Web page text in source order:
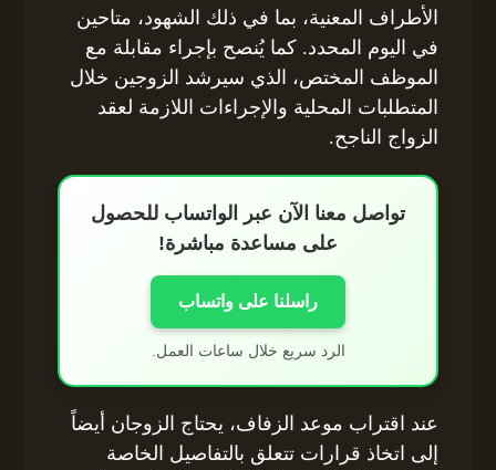
الأطراف المعنية، بما في ذلك الشهود، متاحين
في اليوم المحدد. كما يُنصح بإجراء مقابلة مع
الموظف المختص، الذي سيرشد الزوجين خلال
المتطلبات المحلية والإجراءات اللازمة لعقد
الزواج الناجح.
تواصل معنا الآن عبر الواتساب للحصول
على مساعدة مباشرة!
راسلنا على واتساب
الرد سريع خلال ساعات العمل.
عند اقتراب موعد الزفاف، يحتاج الزوجان أيضاً
إلى اتخاذ قرارات تتعلق بالتفاصيل الخاصة